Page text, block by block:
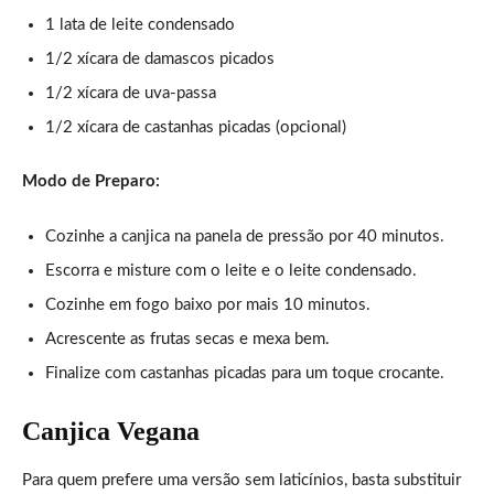
1 lata de leite condensado
1/2 xícara de damascos picados
1/2 xícara de uva-passa
1/2 xícara de castanhas picadas (opcional)
Modo de Preparo:
Cozinhe a canjica na panela de pressão por 40 minutos.
Escorra e misture com o leite e o leite condensado.
Cozinhe em fogo baixo por mais 10 minutos.
Acrescente as frutas secas e mexa bem.
Finalize com castanhas picadas para um toque crocante.
Canjica Vegana
Para quem prefere uma versão sem laticínios, basta substituir